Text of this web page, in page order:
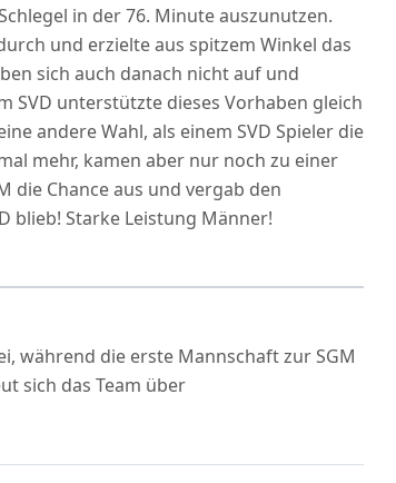
in der 76. Minute auszunutzen.
und erzielte aus spitzem Winkel das
sich auch danach nicht auf und
SVD unterstützte dieses Vorhaben gleich
andere Wahl, als einem SVD Spieler die
mehr, kamen aber nur noch zu einer
die Chance aus und vergab den
blieb! Starke Leistung Männer!
während die erste Mannschaft zur SGM
sich das Team über